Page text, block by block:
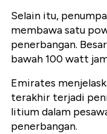
Selain itu,
membawa satu
penerbangan.
bawah 100 watt
Emirates
terakhir terjadi
litium dalam
penerbangan.